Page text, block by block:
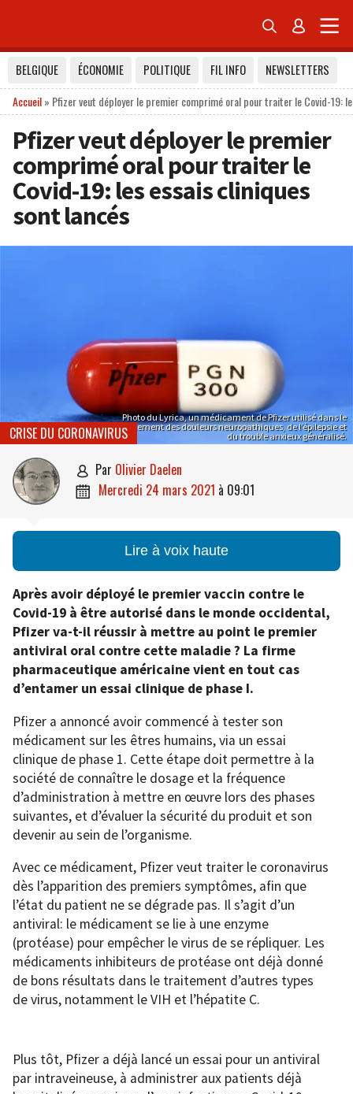
 
BELGIQUE ÉCONOMIE POLITIQUE FIL INFO
NEWSLETTERS
Accueil» Pfizer veut déployer le premier comprimé oral pour traiter le Covid-19:
Pfizer veut déployer le premier
comprimé oral pour traiter le
Covid-19: les essais cliniques
sont lancés
Photo du Lyrica, un médicament de Pfizer utilisé dans le
traitement des douleurs neuropathiques, de l’épilepsie et
du trouble anxieux généralisé.
CRISE DU CORONAVIRUS
 par Olivier Daelen
 mercredi 24 mars 2021 à 09:01
Lire à voix haute
Après avoir déployé le premier vaccin contre le
Covid-19 à être autorisé dans le monde occidental,
Pfizer va-t-il réussir à mettre au point le premier
antiviral oral contre cette maladie ? La firme
pharmaceutique américaine vient en tout cas
d’entamer un essai clinique de phase I.
Pfizer a annoncé avoir commencé à tester son
médicament sur les êtres humains, via un essai
clinique de phase 1. Cette étape doit permettre à la
société de connaître le dosage et la fréquence
d’administration à mettre en œuvre lors des phases
suivantes, et d’évaluer la sécurité du produit et son
devenir au sein de l’organisme.
Avec ce médicament, Pfizer veut traiter le coronavirus
dès l’apparition des premiers symptômes, afin que
l’état du patient ne se dégrade pas. Il s’agit d’un
antiviral: le médicament se lie à une enzyme
(protéase) pour empêcher le virus de se répliquer. Les
médicaments inhibiteurs de protéase ont déjà donné
de bons résultats dans le traitement d’autres types
de virus, notamment le VIH et l’hépatite C.
Plus tôt, Pfizer a déjà lancé un essai pour un antiviral
par intraveineuse, à administrer aux patients déjà